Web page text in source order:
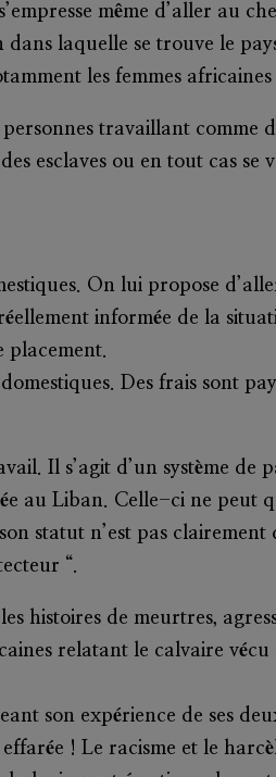
même d’aller au
laquelle se trouve le
les femmes africaines
travaillant comme
esclaves ou en tout cas se
On lui propose
informée de la
placement.
Des frais sont
Il s’agit d’un système de
au Liban. Celle-ci ne peut
statut n’est pas
“.
histoires de meurtres,
relatant le calvaire
son expérience de ses
! Le racisme et le